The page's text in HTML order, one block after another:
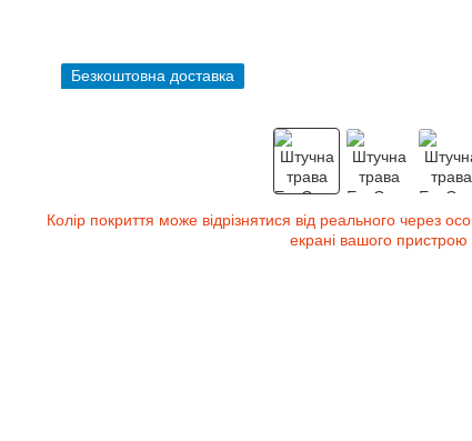
Безкоштовна доставка
Колір покриття може відрізнятися від реального через
екрані вашого пристрою